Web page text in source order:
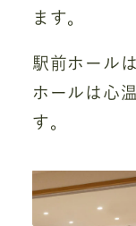
ます。
駅前ホール
ホールは心
す。